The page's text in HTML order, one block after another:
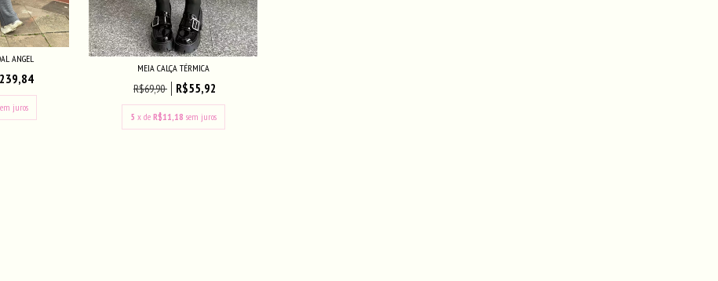
ANGEL
juros
MEIA CALÇA TÉRMICA
R$69,90 R$55,92
5 x de R$11,18 sem juros